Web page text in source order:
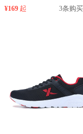
¥169 起 3条购